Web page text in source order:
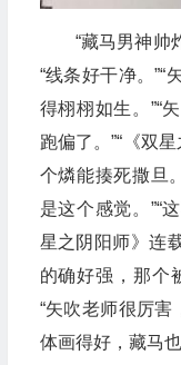
“藏马男神帅
“线条好干净。
得栩栩如生。”“
跑偏了。”“《双
个燐能揍死撒旦
是这个感觉。”“
星之阴阳师》连
的确好强，那个
“矢吹老师很厉害
体画得好，藏马